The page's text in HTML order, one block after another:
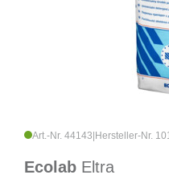
Art.-Nr. 44143 Hersteller-Nr.
Ecolab Eltra